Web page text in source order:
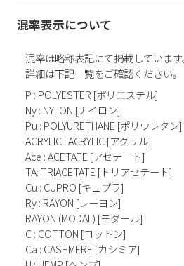
混率表示について
混率は略称表記にて掲載しています
詳細は下記一覧をご確認ください。
P : POLYESTER [ポリエステル]
Ny : NYLON [ナイロン]
Pu : POLYURETHANE [ポリウレタン]
ACRYLIC : ACRYLIC [アクリル]
Ace : ACETATE [アセテート]
TA: TRIACETATE [トリアセテート]
Cu : CUPRO [キュプラ]
Ry : RAYON [レーヨン]
RAYON (MODAL) [モダール]
C : COTTON [コットン]
Ca : CASHMERE [カシミア]